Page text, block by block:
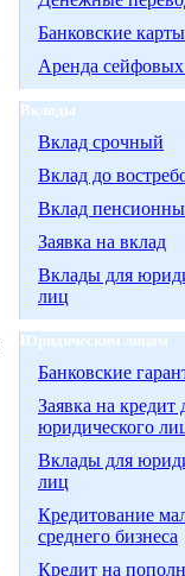
Банковские карты
Аренда сейфовых
Вклады
Вклад срочный
Вклад до
Вклад
Заявка на вклад
Вклады для
лиц
Юридическим лицам
Банковские
Заявка на кредит
юридического
Вклады для
лиц
Кредитование
среднего бизнеса
Кредит на